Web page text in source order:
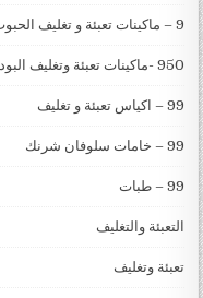
9 – ماكينات تعبئة و تغليف الحبوب و الحبيبات
950 -ماكينات تعبئة وتغليف البودر شديد النعومة
99 – اكياس تعبئة و تغليف
99 – خامات سلوفان شرنك
99 – طبات
التعبئة والتغليف
تعبئة وتغليف